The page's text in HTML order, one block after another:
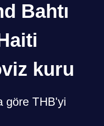
Bahtı
kuru
göre THB'yi